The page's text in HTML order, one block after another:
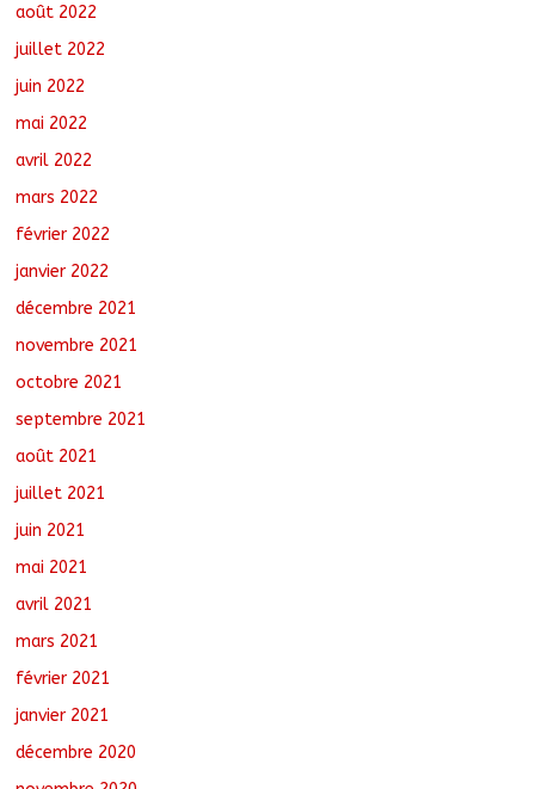
août 2022
juillet 2022
juin 2022
mai 2022
avril 2022
mars 2022
février 2022
janvier 2022
décembre 2021
novembre 2021
octobre 2021
septembre 2021
août 2021
juillet 2021
juin 2021
mai 2021
avril 2021
mars 2021
février 2021
janvier 2021
décembre 2020